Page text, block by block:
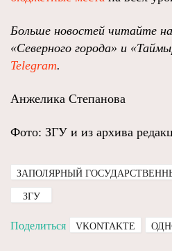
Больше новостей читайте
«Северного города» и
Telegram.
Анжелика Степанова
Фото: ЗГУ и из архива
ЗАПОЛЯРНЫЙ
ЗГУ
Поделиться VKONTAKTE